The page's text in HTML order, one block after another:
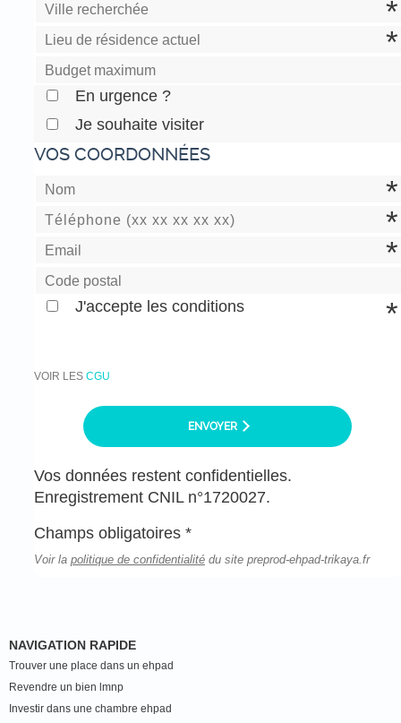
En urgence ?
Je souhaite visiter
VOS COORDONNÉES
J'accepte les conditions
VOIR LES CGU
ENVOYER
Vos données restent confidentielles.
Enregistrement CNIL n°1720027.
Champs obligatoires *
Voir la politique de confidentialité du site preprod-ehpad-trikaya.fr
NAVIGATION RAPIDE
Trouver une place dans un ehpad
Revendre un bien lmnp
Investir dans une chambre ehpad